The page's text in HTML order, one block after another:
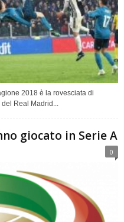
2018 è la rovesciata di
Real Madrid...
giocato in Serie A
0